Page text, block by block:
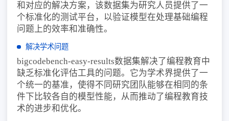
和对应的解决方案，该数据集为研究人员提供了一
个标准化的测试平台，以验证模型在处理基础编程
问题上的效率和准确性。
解决学术问题
bigcodebench-easy-results数据集解决了编程教育中
缺乏标准化评估工具的问题。它为学术界提供了一
个统一的基准，使得不同研究团队能够在相同的条
件下比较各自的模型性能，从而推动了编程教育技
术的进步和优化。